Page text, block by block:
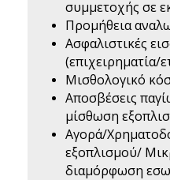
συμμετοχής σε
Προμήθεια
Ασφαλιστικές
(επιχειρηματία/
Μισθολογικό
Αποσβέσεις
μίσθωση
Αγορά/
εξοπλισμού/
διαμόρφωση